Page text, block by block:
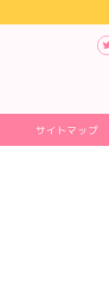
サイトマップ